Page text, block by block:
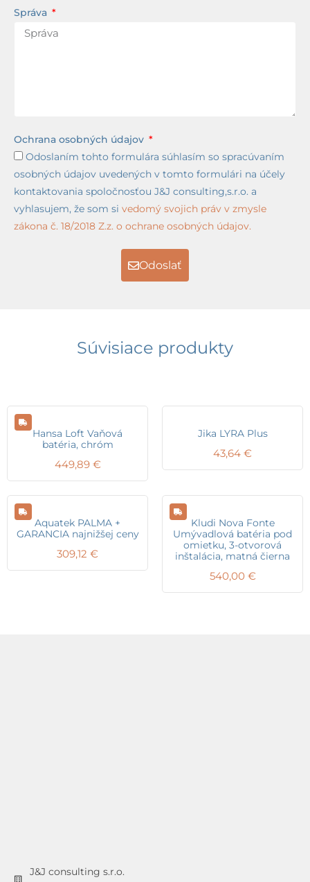
Správa
Ochrana osobných údajov
Odoslaním tohto formulára súhlasím so spracúvaním
osobných údajov uvedených v tomto formulári na účely
kontaktovania spoločnosťou J&J consulting,s.r.o. a
vyhlasujem, že som si vedomý svojich práv v zmysle
zákona č. 18/2018 Z.z. o ochrane osobných údajov.
Odoslať
Súvisiace produkty
Hansa Loft Vaňová
batéria, chróm
449,89 €
Jika LYRA Plus
43,64 €
Aquatek PALMA +
GARANCIA najnižšej ceny
309,12 €
Kludi Nova Fonte
Umývadlová batéria pod
omietku, 3-otvorová
inštalácia, matná čierna
540,00 €
J&J consulting s.r.o.